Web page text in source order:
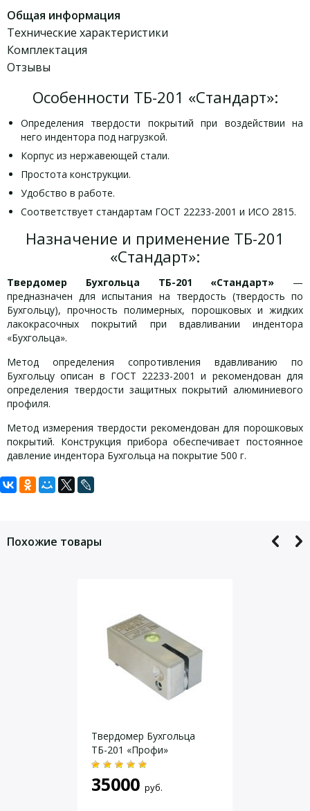
Общая информация
Технические характеристики
Комплектация
Отзывы
Особенности ТБ-201 «Стандарт»:
Определения твердости покрытий при воздействии на
него индентора под нагрузкой.
Корпус из нержавеющей стали.
Простота конструкции.
Удобство в работе.
Соответствует стандартам ГОСТ 22233-2001 и ИСO 2815.
Назначение и применение ТБ-201
«Стандарт»:
Твердомер Бухгольца ТБ-201 «Стандарт» —
предназначен для испытания на твердость (твердость по
Бухгольцу), прочность полимерных, порошковых и жидких
лакокрасочных покрытий при вдавливании индентора
«Бухгольца».
Метод определения сопротивления вдавливанию по
Бухгольцу описан в ГОСТ 22233-2001 и рекомендован для
определения твердости защитных покрытий алюминиевого
профиля.
Метод измерения твердости рекомендован для порошковых
покрытий. Конструкция прибора обеспечивает постоянное
давление индентора Бухгольца на покрытие 500 г.
Технические характеристики
— диаметр 30±0,1 мм
В (Бухгольц) =100/L, где L – измеренное
значение длины вдавливания в мм. Диапазон
твердости по Бухгольцу 59-125
90х45х40 мм
Комплект поставки ТБ-201 «Стандарт»:
Шаблон для определения отметки вдавливания:
1 шт.
Задать вопрос
обработку персональных данных
Похожие товары
Твердомер Бухгольца
ТБ-201 «Профи»
35000 руб.